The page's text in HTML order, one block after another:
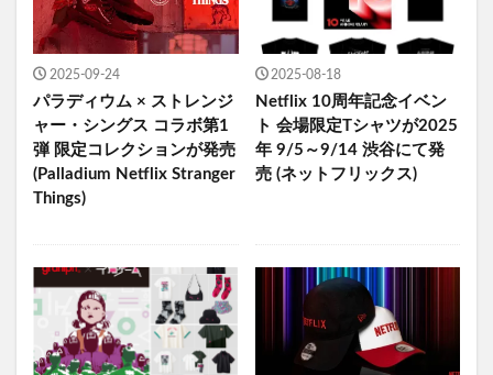
2025-09-24
パラディウム × ストレンジ
ャー・シングス コラボ第1
弾 限定コレクションが発売
(Palladium Netflix Stranger
Things)
2025-08-18
Netflix 10周年記念イベン
ト 会場限定Tシャツが2025
年 9/5～9/14 渋谷にて発
売 (ネットフリックス)